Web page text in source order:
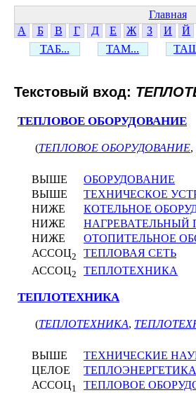
Главная
А
Б В Г Д Е Ж З И Й
ТАБ...
ТАМ...
Текстовый вход:
ТЕПЛОВОЕ ОБОРУДОВАНИЕ
(ТЕПЛОВОЕ ОБОРУДОВАНИЕ,
ВЫШЕ
ОБОРУДОВАНИЕ
ВЫШЕ
ТЕХНИЧЕСКОЕ
НИЖЕ
КОТЕЛЬНОЕ
НИЖЕ
НАГРЕВАТЕЛЬНЫЙ
НИЖЕ
ОТОПИТЕЛЬНОЕ
АССОЦ2
ТЕПЛОВАЯ СЕТЬ
АССОЦ2 ТЕПЛОТЕХНИКА
ТЕПЛОТЕХНИКА
(ТЕПЛОТЕХНИКА,
ВЫШЕ
ТЕХНИЧЕСКИЕ
ЦЕЛОЕ
ТЕПЛОЭНЕРГЕТИКА
АССОЦ1 ТЕПЛОВОЕ